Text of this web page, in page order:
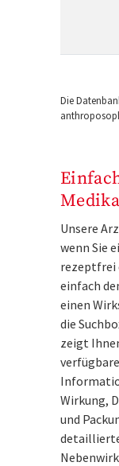
Die
Unsere
wenn Sie
rezeptfrei
einfach
einen
die
zeigt
Wirkung,
und